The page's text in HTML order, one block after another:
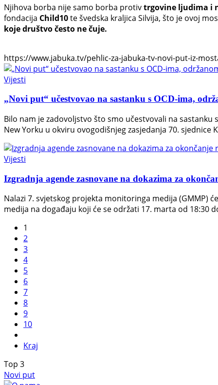
Njihova borba nije samo borba protivtrgovine ljudima i
fondacija Child10te švedska kraljica Silvija, što je ovoj
koje društvo često ne čuje.
https://www.jabuka.tv/pehlic-za-jabuka-tv-novi-put-iz-
Vijesti
„Novi put“ učestvovao na sastanku s OCD-ima,
Bilo nam je zadovoljstvo što smo učestvovali na
New Yorku u okviru ovogodišnjeg zasjedanja 70. sjednice
Vijesti
Izgradnja agende zasnovane na dokazima za
Nalazi 7. svjetskog projekta monitoringa medija (GMMP)
medija na događaju koji će se održati 17. marta od 18:30
1
2
3
4
5
6
7
8
9
10
Kraj
Top 3
Novi put